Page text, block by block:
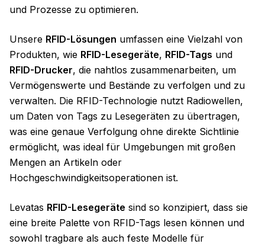
und Prozesse zu optimieren.
Unsere RFID-Lösungen umfassen eine Vielzahl von
Produkten, wie RFID-Lesegeräte, RFID-Tags und
RFID-Drucker, die nahtlos zusammenarbeiten, um
Vermögenswerte und Bestände zu verfolgen und zu
verwalten. Die RFID-Technologie nutzt Radiowellen,
um Daten von Tags zu Lesegeräten zu übertragen,
was eine genaue Verfolgung ohne direkte Sichtlinie
ermöglicht, was ideal für Umgebungen mit großen
Mengen an Artikeln oder
Hochgeschwindigkeitsoperationen ist.
Levatas RFID-Lesegeräte sind so konzipiert, dass sie
eine breite Palette von RFID-Tags lesen können und
sowohl tragbare als auch feste Modelle für